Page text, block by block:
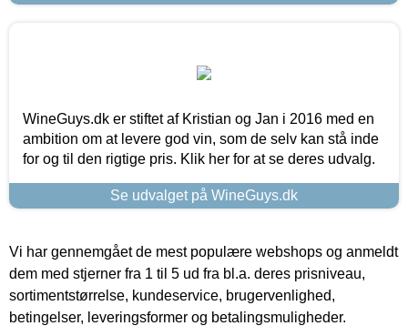
WineGuys.dk er stiftet af Kristian og Jan i 2016 med en
ambition om at levere god vin, som de selv kan stå inde
for og til den rigtige pris. Klik her for at se deres udvalg.
Se udvalget på WineGuys.dk
Vi har gennemgået de mest populære webshops og anmeldt
dem med stjerner fra 1 til 5 ud fra bl.a. deres prisniveau,
sortimentstørrelse, kundeservice, brugervenlighed,
betingelser, leveringsformer og betalingsmuligheder.